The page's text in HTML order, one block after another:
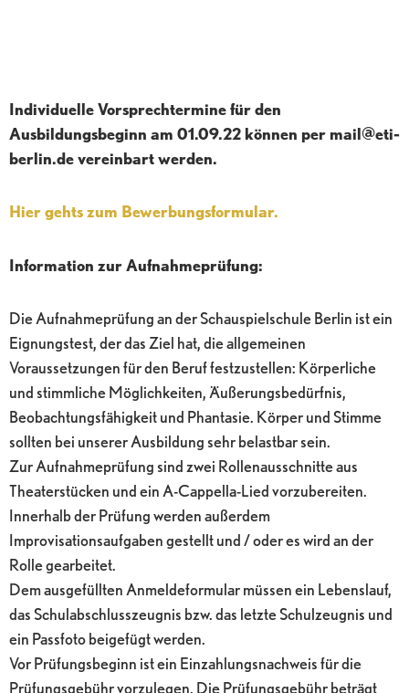
Individuelle Vorsprechtermine für den
Ausbildungsbeginn am 01.09.22 können per mail@eti-
berlin.de vereinbart werden.
Hier gehts zum Bewerbungsformular.
Information zur Aufnahmeprüfung:
Die Aufnahmeprüfung an der Schauspielschule Berlin ist ein
Eignungstest, der das Ziel hat, die allgemeinen
Voraussetzungen für den Beruf festzustellen: Körperliche
und stimmliche Möglichkeiten, Äußerungsbedürfnis,
Beobachtungsfähigkeit und Phantasie. Körper und Stimme
sollten bei unserer Ausbildung sehr belastbar sein.
Zur Aufnahmeprüfung sind zwei Rollenausschnitte aus
Theaterstücken und ein A-Cappella-Lied vorzubereiten.
Innerhalb der Prüfung werden außerdem
Improvisationsaufgaben gestellt und / oder es wird an der
Rolle gearbeitet.
Dem ausgefüllten Anmeldeformular müssen ein Lebenslauf,
das Schulabschlusszeugnis bzw. das letzte Schulzeugnis und
ein Passfoto beigefügt werden.
Vor Prüfungsbeginn ist ein Einzahlungsnachweis für die
Prüfungsgebühr vorzulegen. Die Prüfungsgebühr beträgt